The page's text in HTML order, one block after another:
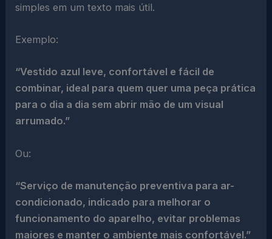
simples em um texto mais útil.
Exemplo:
“Vestido azul leve, confortável e fácil de
combinar, ideal para quem quer uma peça prática
para o dia a dia sem abrir mão de um visual
arrumado.”
Ou:
“Serviço de manutenção preventiva para ar-
condicionado, indicado para melhorar o
funcionamento do aparelho, evitar problemas
maiores e manter o ambiente mais confortável.”